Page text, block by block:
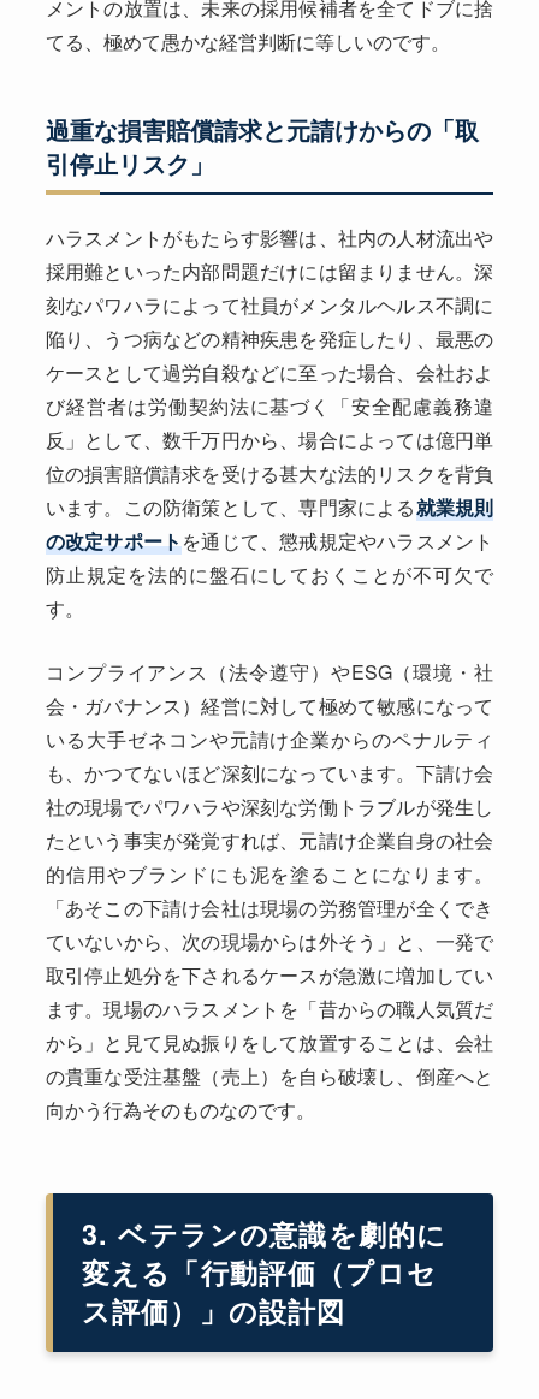
メントの放置は、未来の採用候補者を全てドブに捨
てる、極めて愚かな経営判断に等しいのです。
過重な損害賠償請求と元請けからの「取
引停止リスク」
ハラスメントがもたらす影響は、社内の人材流出や
採用難といった内部問題だけには留まりません。深
刻なパワハラによって社員がメンタルヘルス不調に
陥り、うつ病などの精神疾患を発症したり、最悪の
ケースとして過労自殺などに至った場合、会社およ
び経営者は労働契約法に基づく「安全配慮義務違
反」として、数千万円から、場合によっては億円単
位の損害賠償請求を受ける甚大な法的リスクを背負
います。この防衛策として、専門家による就業規則
の改定サポートを通じて、懲戒規定やハラスメント
防止規定を法的に盤石にしておくことが不可欠で
す。
コンプライアンス（法令遵守）やESG（環境・社
会・ガバナンス）経営に対して極めて敏感になって
いる大手ゼネコンや元請け企業からのペナルティ
も、かつてないほど深刻になっています。下請け会
社の現場でパワハラや深刻な労働トラブルが発生し
たという事実が発覚すれば、元請け企業自身の社会
的信用やブランドにも泥を塗ることになります。
「あそこの下請け会社は現場の労務管理が全くでき
ていないから、次の現場からは外そう」と、一発で
取引停止処分を下されるケースが急激に増加してい
ます。現場のハラスメントを「昔からの職人気質だ
から」と見て見ぬ振りをして放置することは、会社
の貴重な受注基盤（売上）を自ら破壊し、倒産へと
向かう行為そのものなのです。
3. ベテランの意識を劇的に
変える「行動評価（プロセ
ス評価）」の設計図